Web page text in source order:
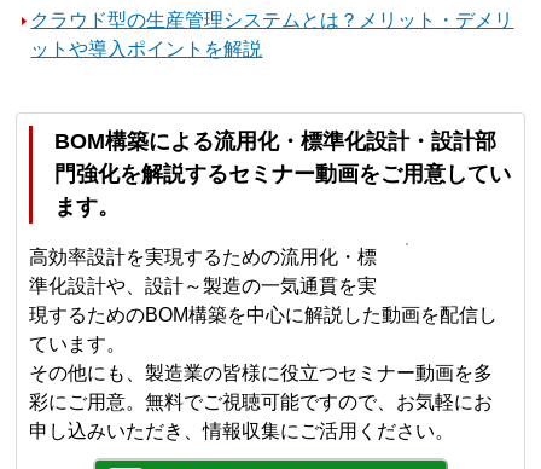
クラウド型の生産管理システムとは？メリット・デメリ
ットや導入ポイントを解説
BOM構築による流用化・標準化設計・設計部
門強化を解説するセミナー動画をご用意してい
ます。
高効率設計を実現するための流用化・標
準化設計や、設計～製造の一気通貫を実
現するためのBOM構築を中心に解説した動画を配信し
ています。
その他にも、製造業の皆様に役立つセミナー動画を多
彩にご用意。無料でご視聴可能ですので、お気軽にお
申し込みいただき、情報収集にご活用ください。